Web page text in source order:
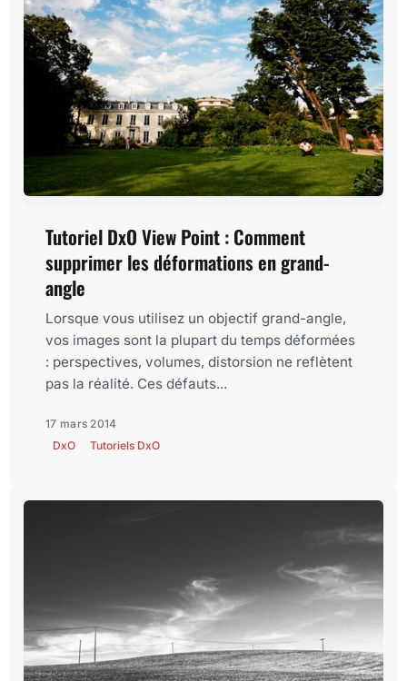
Tutoriel DxO View Point : Comment
supprimer les déformations en grand-
angle
Lorsque vous utilisez un objectif grand-angle,
vos images sont la plupart du temps déformées
: perspectives, volumes, distorsion ne reflètent
pas la réalité. Ces défauts...
17 mars 2014
DxO
Tutoriels DxO